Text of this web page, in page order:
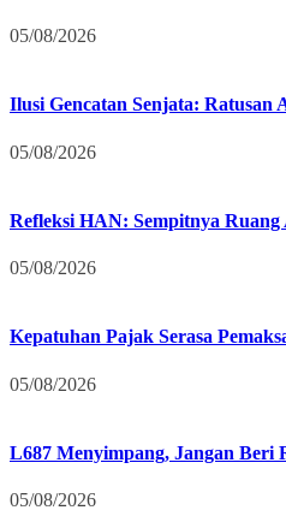
05/08/2026
Ilusi Gencatan Senjata: Ratusan
05/08/2026
Refleksi HAN: Sempitnya
05/08/2026
Kepatuhan Pajak Serasa
05/08/2026
L687 Menyimpang, Jangan Beri
05/08/2026